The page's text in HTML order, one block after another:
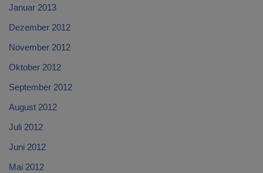
Januar 2013
Dezember 2012
November 2012
Oktober 2012
September 2012
August 2012
Juli 2012
Juni 2012
Mai 2012